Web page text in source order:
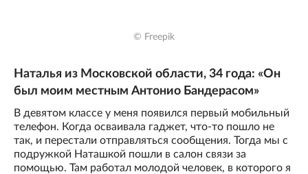
© Freepik
Наталья из Московской области, 34 года: «Он
был моим местным Антонио Бандерасом»
В девятом классе у меня появился первый мобильный
телефон. Когда осваивала гаджет, что-то пошло не
так, и перестали отправляться сообщения. Тогда мы с
подружкой Наташкой пошли в салон связи за
помощью. Там работал молодой человек, в которого я